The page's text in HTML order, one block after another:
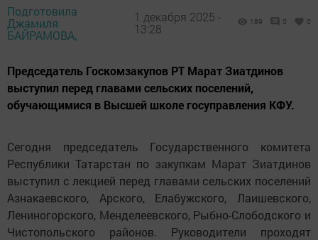
Подготовила
Джамиля
БАЙРАМОВА,
1 декабря 2025 -
13:28
189 0 0
Председатель Госкомзакупов РТ Марат Зиатдинов
выступил перед главами сельских поселений,
обучающимися в Высшей школе госуправления КФУ.
Сегодня председатель Государственного комитета
Республики Татарстан по закупкам Марат Зиатдинов
выступил с лекцией перед главами сельских поселений
Азнакаевского, Арского, Елабужского, Лаишевского,
Лениногорского, Менделеевского, Рыбно-Слободского и
Чистопольского районов. Руководители проходят